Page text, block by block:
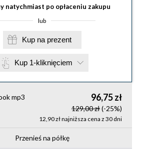
natychmiast po opłaceniu zakupu
lub
Kup na prezent
Kup 1-kliknięciem
mp3 96,75 zł
129,00 zł(-25%)
12,90 zł najniższa cena z 30 dni
Przenieś na półkę